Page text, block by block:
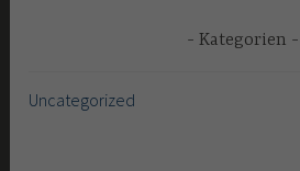
Kategorien
Uncategorized